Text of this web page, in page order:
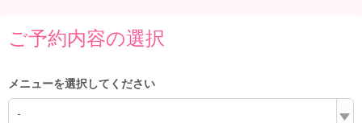
ご予約内容の選択
メニューを選択してください
-